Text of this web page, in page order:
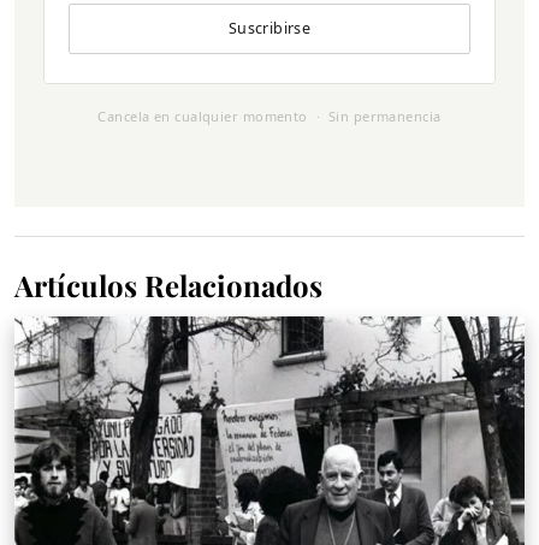
Suscribirse
Cancela en cualquier momento · Sin permanencia
Artículos Relacionados